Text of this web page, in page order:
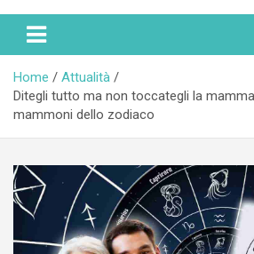
Spraynews.it
Home
Attualità
Ditegli tutto ma non toccategli la
mammoni dello zodiaco